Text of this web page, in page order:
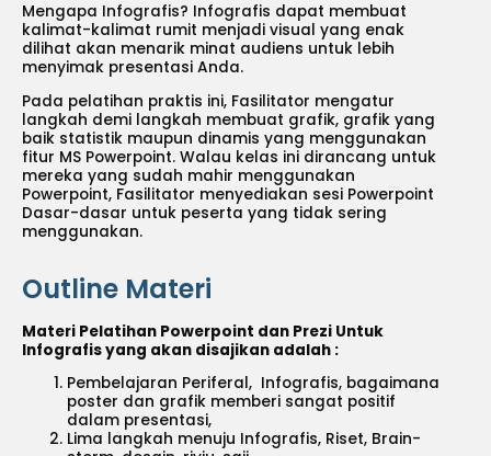
Mengapa Infografis? Infografis dapat membuat
kalimat-kalimat rumit menjadi visual yang enak
dilihat akan menarik minat audiens untuk lebih
menyimak presentasi Anda.
Pada pelatihan praktis ini, Fasilitator mengatur
langkah demi langkah membuat grafik, grafik yang
baik statistik maupun dinamis yang menggunakan
fitur MS Powerpoint. Walau kelas ini dirancang untuk
mereka yang sudah mahir menggunakan
Powerpoint, Fasilitator menyediakan sesi Powerpoint
Dasar-dasar untuk peserta yang tidak sering
menggunakan.
Outline Materi
Materi Pelatihan Powerpoint dan Prezi Untuk
Infografis yang akan disajikan adalah :
Pembelajaran Periferal, Infografis, bagaimana
poster dan grafik memberi sangat positif
dalam presentasi,
Lima langkah menuju Infografis, Riset, Brain-